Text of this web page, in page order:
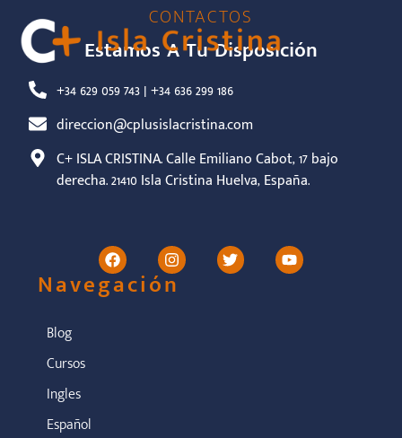
CONTACTOS
Estamos A Tu Disposición
+34 629 059 743 | +34 636 299 186
direccion@cplusislacristina.com
C+ ISLA CRISTINA. Calle Emiliano Cabot, 17 bajo
derecha. 21410 Isla Cristina Huelva, España.
Navegación
Blog
Cursos
Ingles
Español